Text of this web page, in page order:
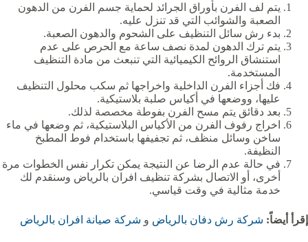
يتم لف الفرن بأوراق الجرائد لحماية جسم الفرن من الدهون
الصعبة والشوائب التي قد تنزل عليه.
بدء رش سائل التنظيف على الشحوم والدهون الصعبة.
يتم ترك الدهون لمدة نصف ساعة مع الحرص على عدم
استنشاق الروائح الكيميائية التي تنبعث من مادة التنظيف
المستخدمة.
فك أجزاء الفرن الداخلية واخراجها ثم سكب محلول التنظيف
عليها، ووضعها في أكياس صلبة بلاستيكية.
بعد دقائق يتم مسح الفرن بفوطة مخصصة لذلك.
اخراج رفوف الفرن من الأكياس البلاستيكية، ثم وضعها في ماء
ساخن وسائل منظف، ثم تجفيفها باستخدام فوط المطبخ
النظيفة.
في حالة عدم الرضا عن النتيجة يمكن تكرار نفس الخطوات مرة
أخرى، أو الاتصال بشركة تنظيف افران بالرياض وسنقدم لك
خدمة مثالية في وقت قياسي.
إقرأ أيضاً: شركة رش دفان بالرياض و شركة صيانة افران بالرياض